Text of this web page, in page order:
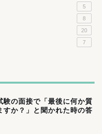
5
8
20
7
験の面接で「最後に何か質
すか？」と聞かれた時の答